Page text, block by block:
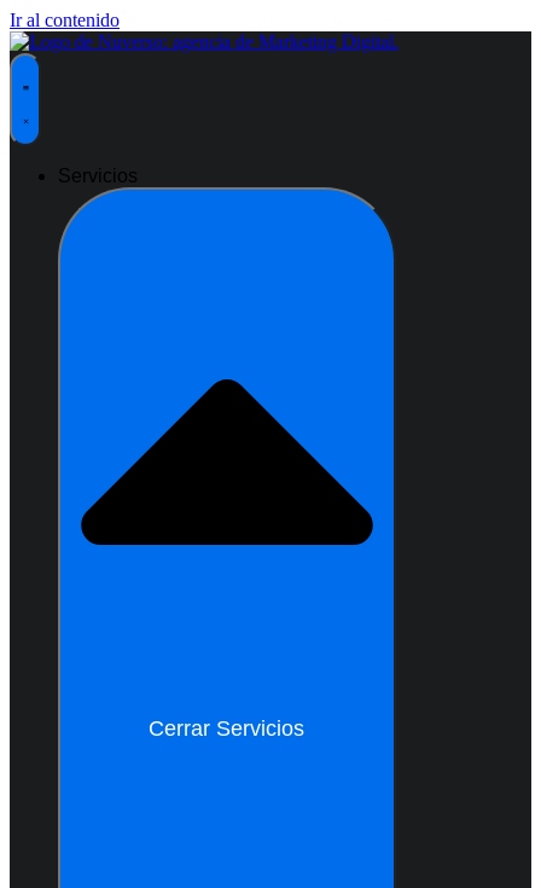
Ir al contenido
Servicios
Cerrar Servicios